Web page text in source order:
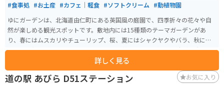
#食事処 #お土産 #カフェ｜軽食 #ソフトクリーム #動植物園
ゆにガーデンは、北海道由仁町にある英国風の庭園で、四季折々の花々や自
然が楽しめる観光スポットです。敷地内には15種類のテーマガーデンがあ
り、春にはムスカリやチューリップ、桜、夏にはシャクヤクやバラ、秋には
コキアの紅葉が見られます。特に、32,000株のコキアが一面に広がる光景は
ブッフェも楽しめるレストランがあります。また、「恋人の聖地」にも選ば
れており、デートスポットとしても人気です。アクセスも良好で、札幌から
詳しく見る
道の駅 あびら D51ステーション お気に入り